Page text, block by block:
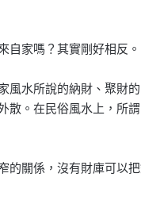
自家嗎？其實剛好相反。
風水所說的納財、聚財
散。在民俗風水上，所
的關係，沒有財庫可以